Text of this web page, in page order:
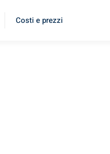
Costi e prezzi